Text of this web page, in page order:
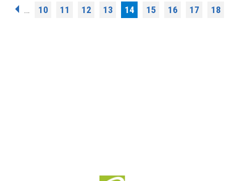
ΤΗΝ ΑΝΑΝΕΩΣΗ ΕΤΗΣΙΑΣ ΣΥΝΤΗΡΗΣΗΣ
Pages
… 10 11 12 13 14 15 16 17 18